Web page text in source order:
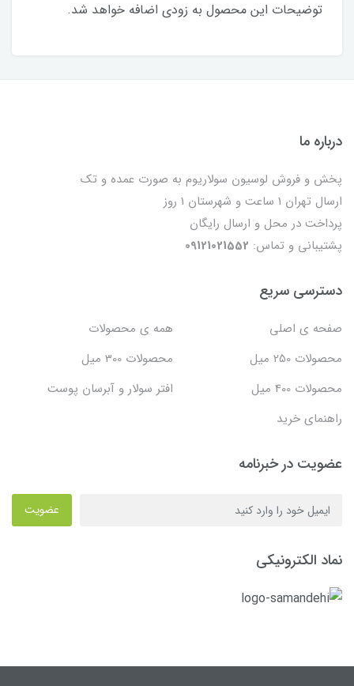
توضیحات این محصول به زودی اضافه خواهد شد.
درباره ما
پخش و فروش لوسیون سولاریوم به صورت عمده و تک
ارسال تهران 1 ساعت و شهرستان 1 روز
پرداخت در محل و ارسال رایگان
پشتیبانی و تماس: 09121021552
دسترسی سریع
صفحه ی اصلی
همه ی محصولات
محصولات 250 میل
محصولات 300 میل
محصولات 400 میل
افتر سولار و آبرسان پوست
راهنمای خرید
عضویت در خبرنامه
عضویت
نماد الکترونیکی